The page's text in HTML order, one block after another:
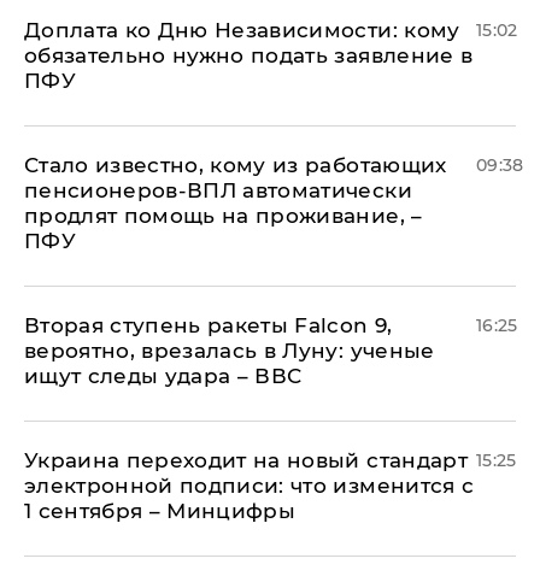
Доплата ко Дню Независимости: кому
обязательно нужно подать заявление в
ПФУ
15:02
Стало известно, кому из работающих
пенсионеров-ВПЛ автоматически
продлят помощь на проживание, –
ПФУ
09:38
Вторая ступень ракеты Falcon 9,
вероятно, врезалась в Луну: ученые
ищут следы удара – ВВС
16:25
Украина переходит на новый стандарт
электронной подписи: что изменится с
1 сентября – Минцифры
15:25